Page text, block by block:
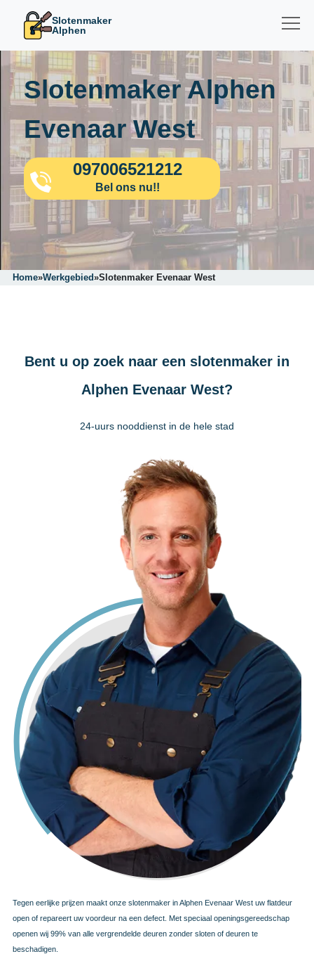
Slotenmaker
Alphen
Slotenmaker Alphen
Evenaar West
097006521212
Bel ons nu!!
Home»Werkgebied»Slotenmaker Evenaar West
Bent u op zoek naar een slotenmaker in
Alphen Evenaar West?
24-uurs nooddienst in de hele stad
Tegen eerlijke prijzen maakt onze slotenmaker in Alphen Evenaar West uw flatdeur
open of repareert uw voordeur na een defect. Met speciaal openingsgereedschap
openen wij 99% van alle vergrendelde deuren zonder sloten of deuren te
beschadigen.